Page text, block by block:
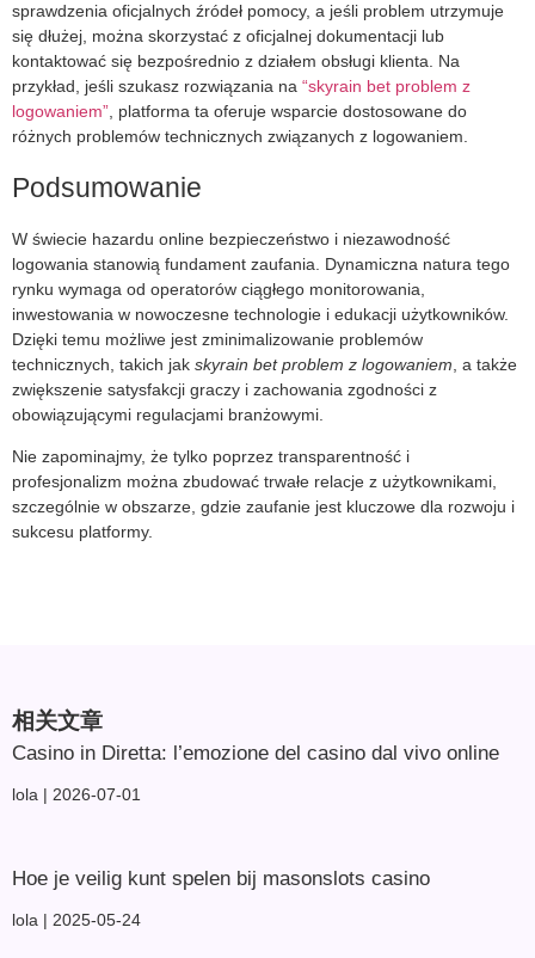
sprawdzenia oficjalnych źródeł pomocy, a jeśli problem utrzymuje
się dłużej, można skorzystać z oficjalnej dokumentacji lub
kontaktować się bezpośrednio z działem obsługi klienta. Na
przykład, jeśli szukasz rozwiązania na “skyrain bet problem z
logowaniem” , platforma ta oferuje wsparcie dostosowane do
różnych problemów technicznych związanych z logowaniem.
Podsumowanie
W świecie hazardu online bezpieczeństwo i niezawodność
logowania stanowią fundament zaufania. Dynamiczna natura tego
rynku wymaga od operatorów ciągłego monitorowania,
inwestowania w nowoczesne technologie i edukacji użytkowników.
Dzięki temu możliwe jest zminimalizowanie problemów
technicznych, takich jak skyrain bet problem z logowaniem , a także
zwiększenie satysfakcji graczy i zachowania zgodności z
obowiązującymi regulacjami branżowymi.
Nie zapominajmy, że tylko poprzez transparentność i
profesjonalizm można zbudować trwałe relacje z użytkownikami,
szczególnie w obszarze, gdzie zaufanie jest kluczowe dla rozwoju i
sukcesu platformy.
相关文章
Casino in Diretta: l’emozione del casino dal vivo online
lola 2026-07-01
Hoe je veilig kunt spelen bij masonslots casino
lola 2025-05-24